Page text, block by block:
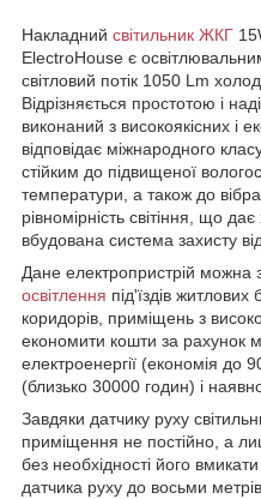
Накладний світильник ЖКГ
ElectroHouse є
світловий потік 1050 Lm
Відрізняється простотою і
виконаний з високоякісних і
відповідає міжнародного
стійким до підвищеної
температури, а також до
рівномірність світіння, що
вбудована система захисту
Дане електропристрій можна
освітлення під'їздів житлових
коридорів, приміщень з
економити кошти за рахунок
електроенергії (економія до
(близько 30000 годин) і
Завдяки датчику руху
приміщення не постійно, а
без необхідності його
датчика руху до восьми